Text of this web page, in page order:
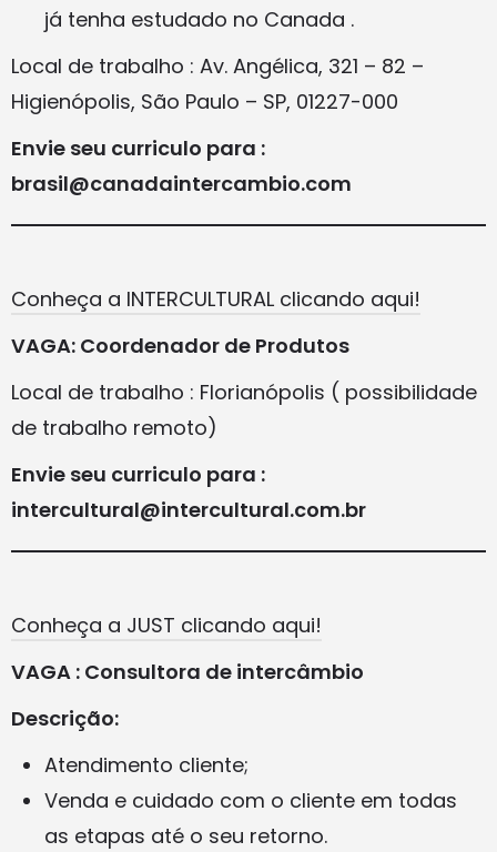
já tenha estudado no Canada .
Local de trabalho : Av. Angélica, 321 – 82 –
Higienópolis, São Paulo – SP, 01227-000
Envie seu curriculo para :
brasil@canadaintercambio.com
Conheça a INTERCULTURAL clicando aqui!
VAGA: Coordenador de Produtos
Local de trabalho : Florianópolis ( possibilidade
de trabalho remoto)
Envie seu curriculo para :
intercultural@intercultural.com.br
Conheça a JUST clicando aqui!
VAGA : Consultora de intercâmbio
Descrição:
Atendimento cliente;
Venda e cuidado com o cliente em todas
as etapas até o seu retorno.